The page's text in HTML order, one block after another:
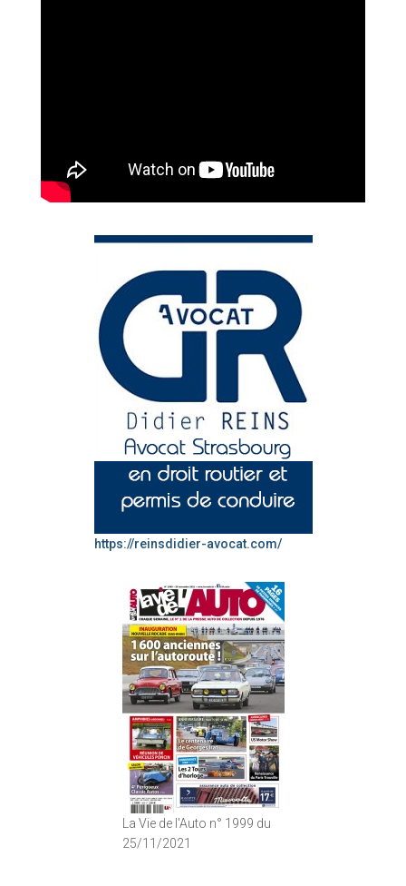
https://reinsdidier-avocat.com/
La Vie de l'Auto n° 1999 du
25/11/2021